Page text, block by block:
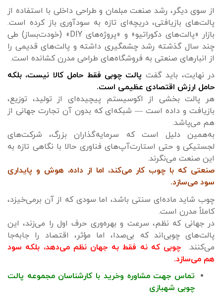
از سوی دیگر، رشد صنعت مبلمان و طراحی داخلی با استفاده از
پالت‌های بازیافتی، دریچه‌ای تازه به سودآوری باز کرده است.
بازار «پالت‌های دکوراتیو» و «پروژه‌های DIY» (خودت‌بساز) طی
چند سال گذشته رشد چشمگیری داشته و پالت‌های قدیمی را
از انبارهای صنعتی به فروشگاه‌های طراحی مدرن کشانده است.
در نهایت، باید گفت پالت چوبی فقط حامل کالا نیست، بلکه
حامل ارزش اقتصادی عظیمی است.
هر پالت بخشی از اکوسیستم پیچیده‌ای از تولید، توزیع،
بازیافت و داده است — شبکه‌ای که بدون آن تجارت جهانی از
هم می‌پاشد.
به‌همین دلیل است که سرمایه‌گذاران بزرگ، شرکت‌های
لجستیکی و حتی استارت‌آپ‌های فناوری حالا با نگاهی تازه به
این صنعت می‌نگرند.
صنعتی که با چوب کار می‌کند، اما از داده، هوش و پایداری
سود می‌سازد.
چوب شاید ماده‌ای سنتی باشد، اما سودی که از آن برمی‌خیزد،
کاملاً مدرن است.
در جهانی که نظم، سرعت و بهره‌وری حرف اول را می‌زند، این
پالت‌های چوبی‌اند که بی‌صدا، اما مؤثر، اقتصاد را جابه‌جا
می‌کنند. چوبی که نه‌ فقط به جهان نظم می‌دهد، بلکه سود
هم می‌سازد.
تماس جهت مشاوره وخرید با کارشناسان مجموعه پالت
چوبی شهبازی